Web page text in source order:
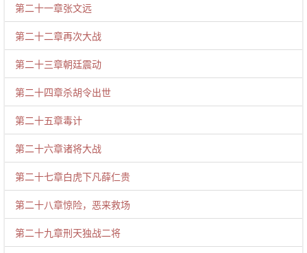
第二十一章张文远
第二十二章再次大战
第二十三章朝廷震动
第二十四章杀胡令出世
第二十五章毒计
第二十六章诸将大战
第二十七章白虎下凡薛仁贵
第二十八章惊险，恶来救场
第二十九章刑天独战二将